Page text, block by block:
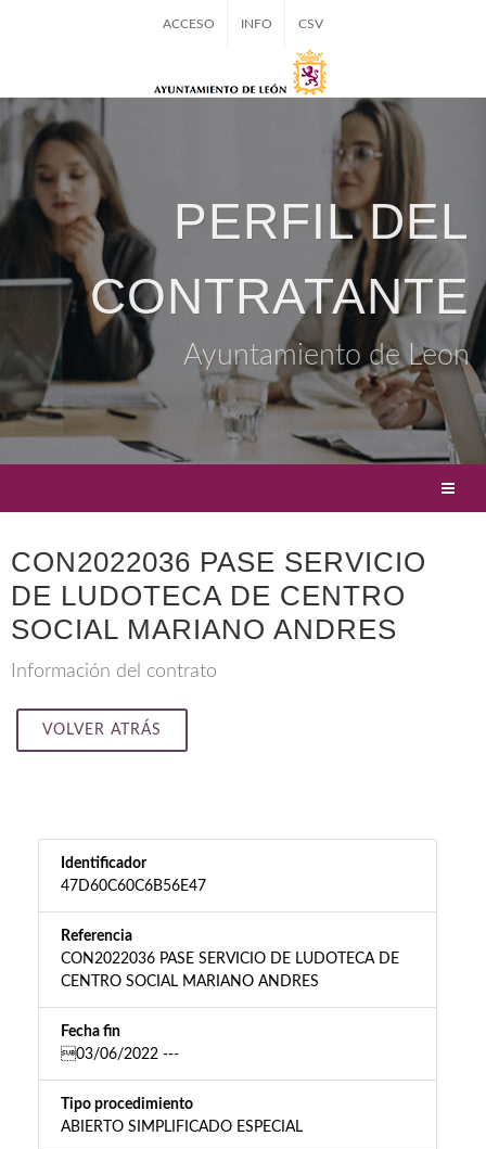
ACCESO INFO CSV
PERFIL DEL
CONTRATANTE
Ayuntamiento de Leon
CON2022036 PASE SERVICIO
DE LUDOTECA DE CENTRO
SOCIAL MARIANO ANDRES
Información del contrato
VOLVER ATRÁS
Identificador
47D60C60C6B56E47
Referencia
CON2022036 PASE SERVICIO DE LUDOTECA DE
CENTRO SOCIAL MARIANO ANDRES
Fecha fin
03/06/2022 ---
Tipo procedimiento
ABIERTO SIMPLIFICADO ESPECIAL